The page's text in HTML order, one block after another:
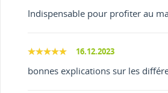
Indispensable pour profiter au
16.12.2023
bonnes explications sur les